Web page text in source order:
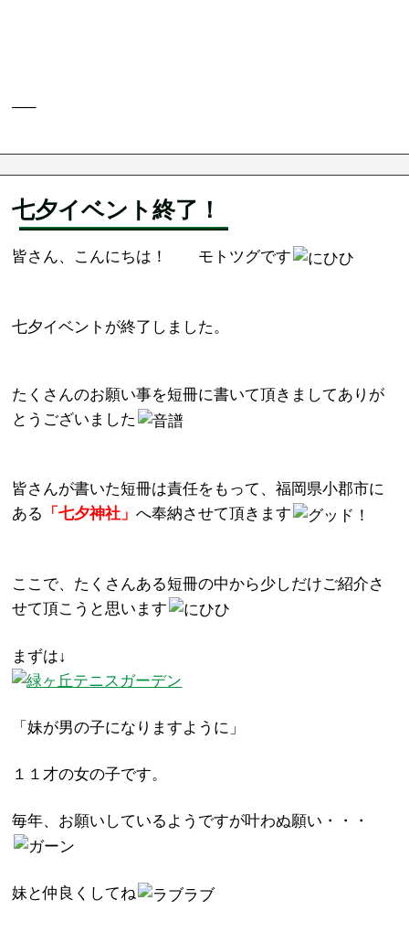
—–
七夕イベント終了！
皆さん、こんにちは！ モトツグです
七夕イベントが終了しました。
たくさんのお願い事を短冊に書いて頂きましてありが
とうございました
皆さんが書いた短冊は責任をもって、福岡県小郡市に
ある
「七夕神社」へ奉納させて頂きます
ここで、たくさんある短冊の中から少しだけご紹介さ
せて頂こうと思います
まずは↓
「妹が男の子になりますように」
１１才の女の子です。
毎年、お願いしているようですが叶わぬ願い・・・
妹と仲良くしてね